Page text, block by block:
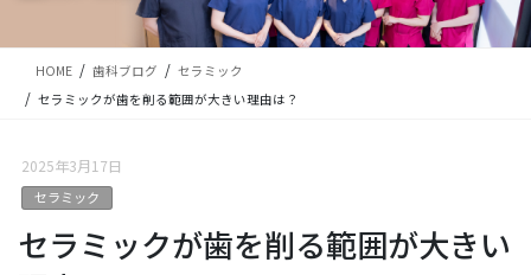
移
HOME 歯科ブログ
セラミック
セラミックが歯を削る範囲が大きい理由は？
2025年3月17日
セラミック
セラミックが歯を削る範囲が大きい